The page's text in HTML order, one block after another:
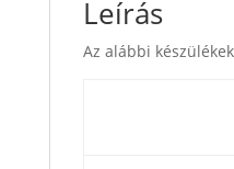
Leírás
Az alábbi